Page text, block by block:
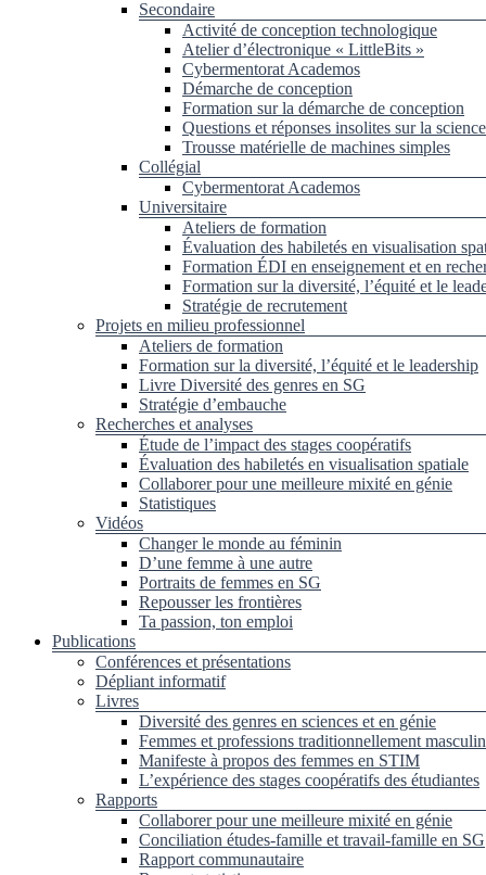
Secondaire
Activité de conception technologique
Atelier d’électronique « LittleBits »
Cybermentorat Academos
Démarche de conception
Formation sur la démarche de conception
Questions et réponses insolites sur la
Trousse matérielle de machines simples
Collégial
Cybermentorat Academos
Universitaire
Ateliers de formation
Évaluation des habiletés en visualisation
Formation ÉDI en enseignement et en
Formation sur la diversité, l’équité et le
Stratégie de recrutement
Projets en milieu professionnel
Ateliers de formation
Formation sur la diversité, l’équité et le leadership
Livre Diversité des genres en SG
Stratégie d’embauche
Recherches et analyses
Étude de l’impact des stages coopératifs
Évaluation des habiletés en visualisation spatiale
Collaborer pour une meilleure mixité en génie
Statistiques
Vidéos
Changer le monde au féminin
D’une femme à une autre
Portraits de femmes en SG
Repousser les frontières
Ta passion, ton emploi
Publications
Conférences et présentations
Dépliant informatif
Livres
Diversité des genres en sciences et en génie
Femmes et professions traditionnellement
Manifeste à propos des femmes en STIM
L’expérience des stages coopératifs des étudiantes
Rapports
Collaborer pour une meilleure mixité en génie
Conciliation études-famille et travail-famille en SG
Rapport communautaire